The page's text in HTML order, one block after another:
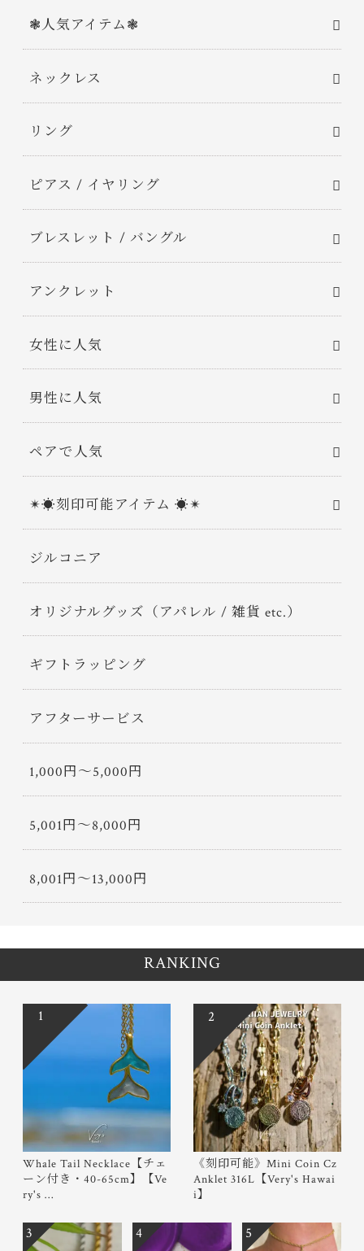
❃人気アイテム❃
ネックレス
リング
ピアス / イヤリング
ブレスレット / バングル
アンクレット
女性に人気
男性に人気
ペアで人気
✴︎☀︎刻印可能アイテム ☀︎✴︎
ジルコニア
オリジナルグッズ（アパレル / 雑貨 etc.）
ギフトラッピング
アフターサービス
1,000円〜5,000円
5,001円〜8,000円
8,001円〜13,000円
RANKING
Whale Tail Necklace【チェ
ーン付き・40-65cm】【Ve
ry's …
1
《刻印可能》Mini Coin Cz
Anklet 316L【Very's Hawai
i】
2
3 4 5